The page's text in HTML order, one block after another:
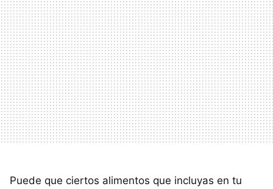
Puede que ciertos alimentos que incluyas en tu